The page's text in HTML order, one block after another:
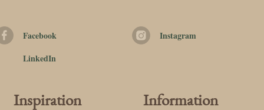
Facebook
Instagram
LinkedIn
Inspiration Information